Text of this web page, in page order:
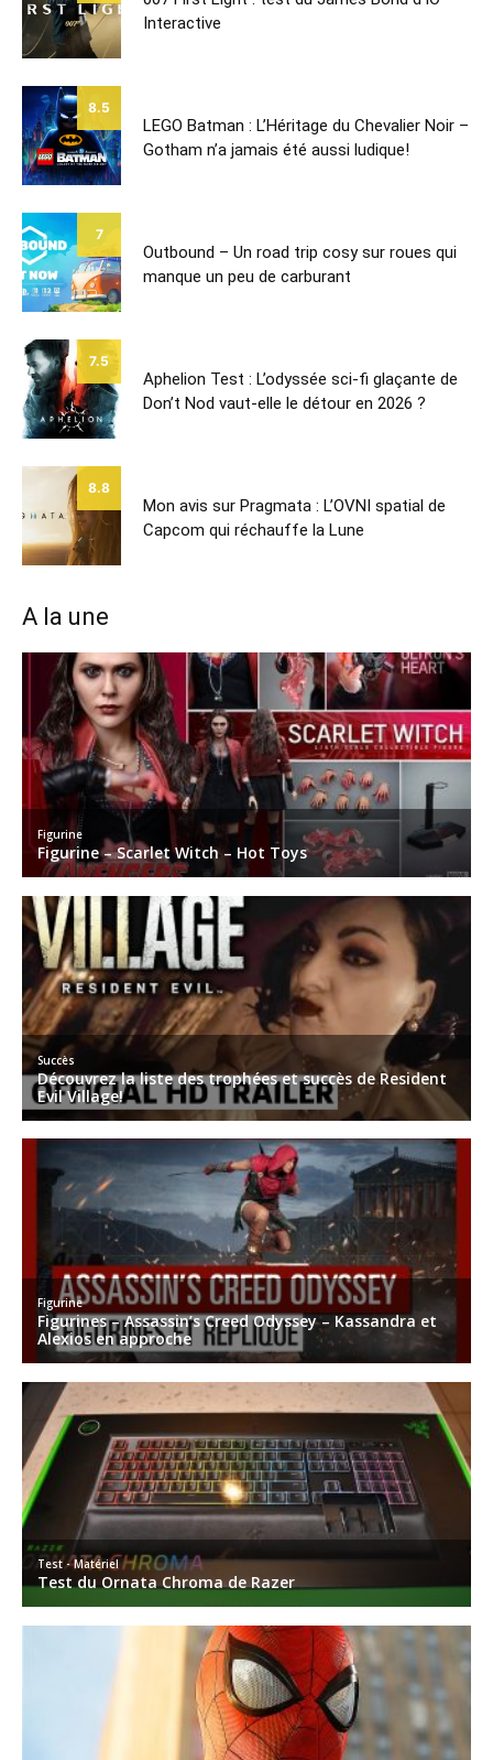
Interactive
8.5
LEGO Batman : L’Héritage du Chevalier Noir –
Gotham n’a jamais été aussi ludique!
7
Outbound – Un road trip cosy sur roues qui
manque un peu de carburant
7.5
Aphelion Test : L’odyssée sci-fi glaçante de
Don’t Nod vaut-elle le détour en 2026 ?
8.8
Mon avis sur Pragmata : L’OVNI spatial de
Capcom qui réchauffe la Lune
A la une